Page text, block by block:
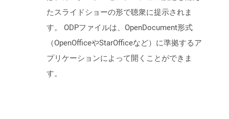
たスライドショーの形で聴衆に提示されま
す。 ODPファイルは、OpenDocument形式
（OpenOfficeやStarOfficeなど）に準拠するア
プリケーションによって開くことができま
す。